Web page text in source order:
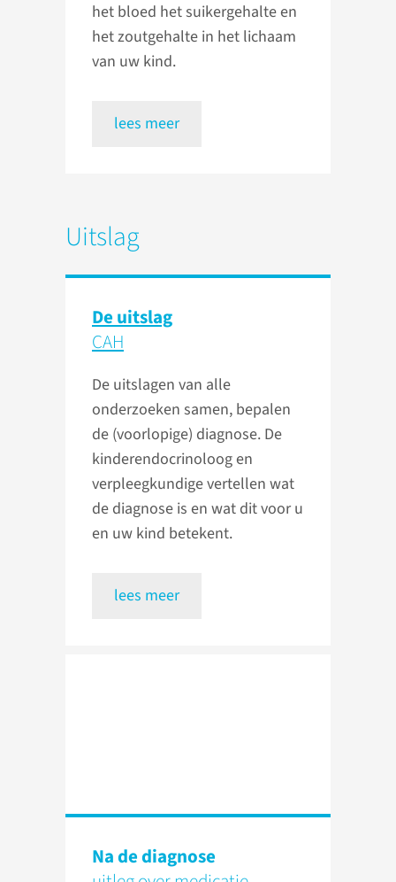
het bloed het suikergehalte en
het zoutgehalte in het lichaam
van uw kind.
lees meer
Uitslag
De uitslag
CAH
De uitslagen van alle
onderzoeken samen, bepalen
de (voorlopige) diagnose. De
kinderendocrinoloog en
verpleegkundige vertellen wat
de diagnose is en wat dit voor u
en uw kind betekent.
lees meer
Na de diagnose